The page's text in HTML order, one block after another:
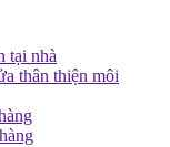
tại nhà
thân thiện môi